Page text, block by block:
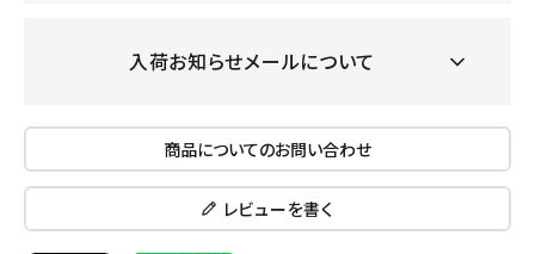
入荷お知らせメールについて
商品についてのお問い合わせ
レビューを書く